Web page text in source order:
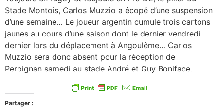
Stade Montois, Carlos Muzzio a écopé d’une suspension
d’une semaine… Le joueur argentin cumule trois cartons
jaunes au cours d’une saison dont le dernier vendredi
dernier lors du déplacement à Angoulême… Carlos
Muzzio sera donc absent pour la réception de
Perpignan samedi au stade André et Guy Boniface.
Partager :